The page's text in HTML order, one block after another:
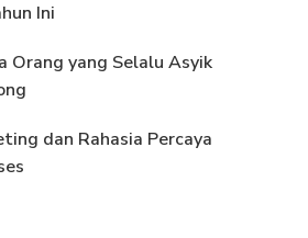
Ini
Orang yang Selalu Asyik
dan Rahasia Percaya